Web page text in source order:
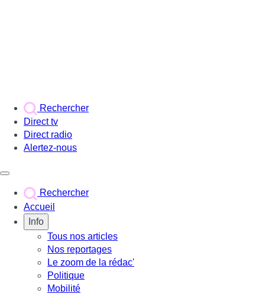
Rechercher
Direct tv
Direct radio
Alertez-nous
Rechercher
Accueil
Info
Tous nos articles
Nos reportages
Le zoom de la rédac'
Politique
Mobilité